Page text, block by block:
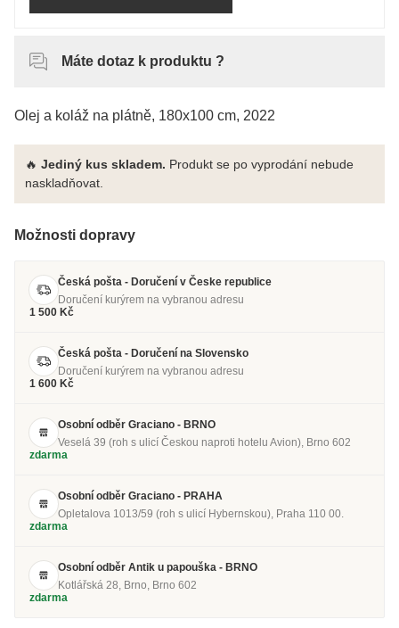
Máte dotaz k produktu ?
Olej a koláž na plátně, 180x100 cm, 2022
🔥 Jediný kus skladem. Produkt se po vyprodání nebude
naskladňovat.
Možnosti dopravy
Česká pošta - Doručení v Česke republice
Doručení kurýrem na vybranou adresu
1 500 Kč
Česká pošta - Doručení na Slovensko
Doručení kurýrem na vybranou adresu
1 600 Kč
Osobní odběr Graciano - BRNO
Veselá 39 (roh s ulicí Českou naproti hotelu Avion), Brno 602
zdarma
Osobní odběr Graciano - PRAHA
Opletalova 1013/59 (roh s ulicí Hybernskou), Praha 110 00.
zdarma
Osobní odběr Antik u papouška - BRNO
Kotlářská 28, Brno, Brno 602
zdarma